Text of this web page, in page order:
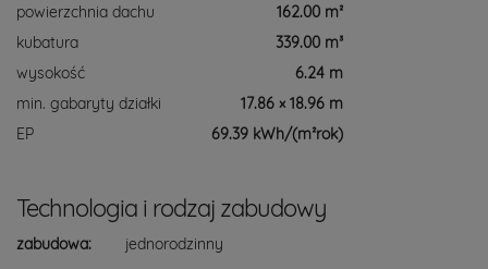
powierzchnia dachu
162.00 m²
kubatura
339.00 m³
wysokość
6.24 m
min. gabaryty działki
17.86 × 18.96 m
EP
69.39 kWh/(m²rok)
Technologia i rodzaj zabudowy
zabudowa: jednorodzinny